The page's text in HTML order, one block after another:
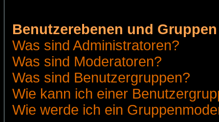
Benutzerebenen und Gruppen
Was sind Administratoren?
Was sind Moderatoren?
Was sind Benutzergruppen?
Wie kann ich einer
Wie werde ich ein